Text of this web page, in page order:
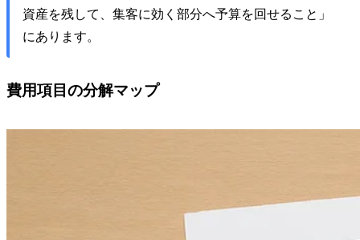
資産を残して、集客に効く部分へ予算を回せること」
にあります。
費用項目の分解マップ